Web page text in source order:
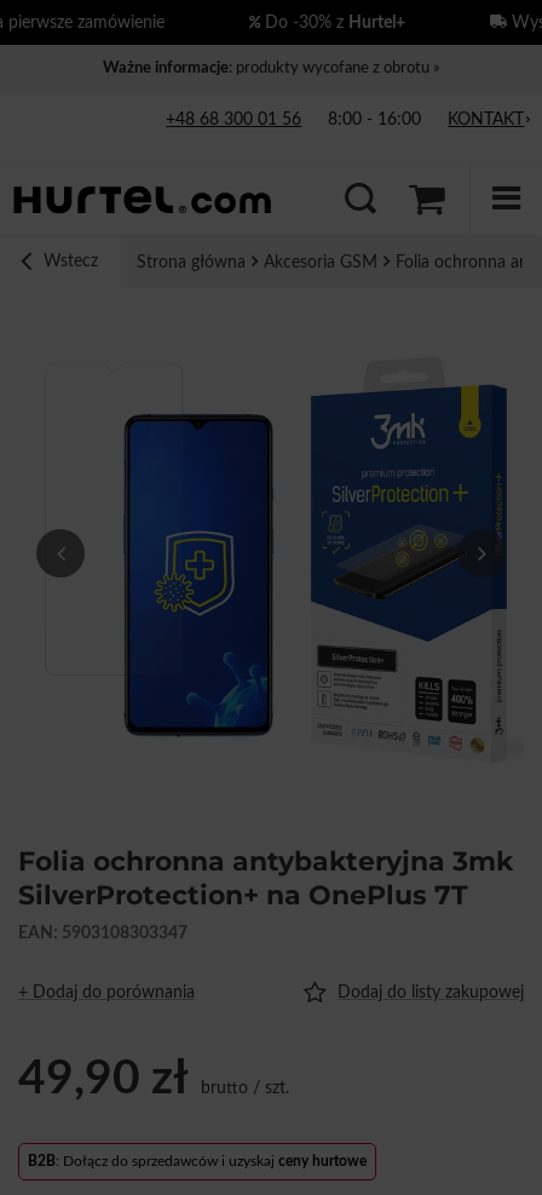
zamówienie Do -30% zHurtel+
Ważne informacje: produkty wycofane z obrotu »
+48 68 300 01 56 8:00 - 16:00 KONTAKT
Wstecz Strona główna Akcesoria GSM Folia ochronna
Folia ochronna antybakteryjna 3mk
SilverProtection+ na OnePlus 7T
EAN: 5903108303347
+ Dodaj do porównania Dodaj do listy zakupowej
49,90 zł brutto / szt.
B2B: Dołącz do sprzedawców i uzyskaj ceny hurtowe